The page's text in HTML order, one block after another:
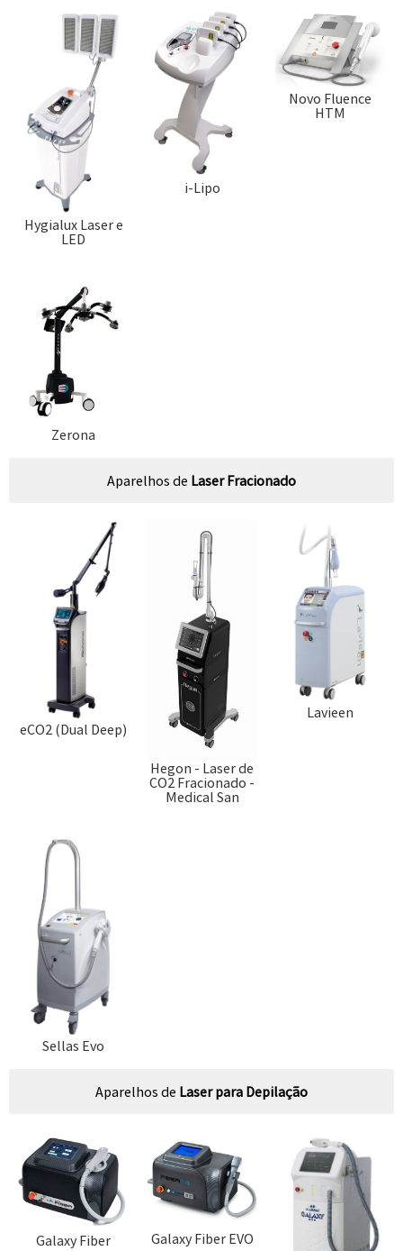
Hygialux Laser e
LED
i-Lipo
Novo Fluence
HTM
Zerona
Aparelhos de Laser Fracionado
eCO2 (Dual Deep)
Hegon - Laser de
CO2 Fracionado -
Medical San
Lavieen
Sellas Evo
Aparelhos de Laser para Depilação
Galaxy Fiber Galaxy Fiber EVO